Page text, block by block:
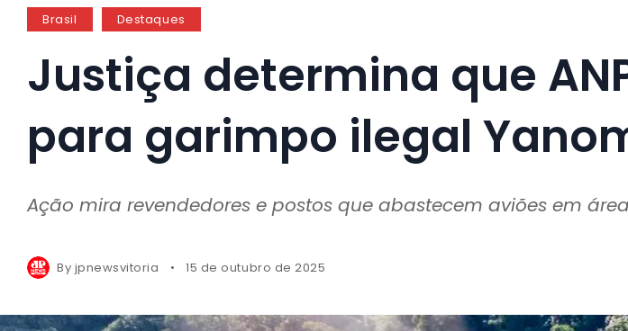
Brasil Destaques
Justiça determina que
para garimpo ilegal
Ação mira revendedores e postos que abastecem aviões em
By jpnewsvitoria 15 de outubro de 2025